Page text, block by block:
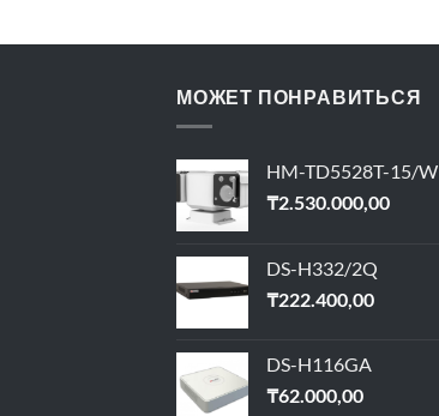
МОЖЕТ ПОНРАВИТЬСЯ
HM-TD5528T-15/W
₸2.530.000,00
DS-H332/2Q
₸222.400,00
DS-H116GA
₸62.000,00